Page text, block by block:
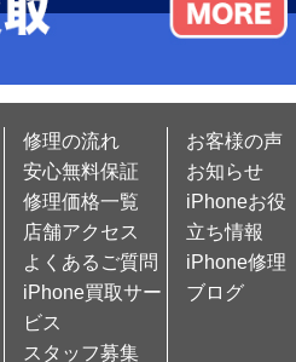
修理の流れ
安心無料保証
修理価格一覧
店舗アクセス
よくあるご質問
iPhone買取サー
ビス
スタッフ募集
お客様の声
お知らせ
iPhoneお役
立ち情報
iPhone修理
ブログ